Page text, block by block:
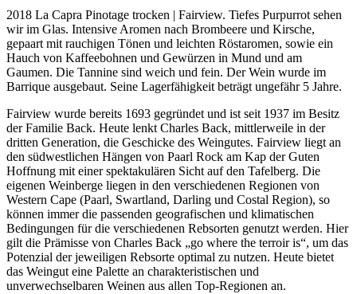
2018 La Capra Pinotage trocken | Fairview. Tiefes Purpurrot sehen
wir im Glas. Intensive Aromen nach Brombeere und Kirsche,
gepaart mit rauchigen Tönen und leichten Röstaromen, sowie ein
Hauch von Kaffeebohnen und Gewürzen in Mund und am
Gaumen. Die Tannine sind weich und fein. Der Wein wurde im
Barrique ausgebaut. Seine Lagerfähigkeit beträgt ungefähr 5 Jahre.
Fairview wurde bereits 1693 gegründet und ist seit 1937 im Besitz
der Familie Back. Heute lenkt Charles Back, mittlerweile in der
dritten Generation, die Geschicke des Weingutes. Fairview liegt an
den südwestlichen Hängen von Paarl Rock am Kap der Guten
Hoffnung mit einer spektakulären Sicht auf den Tafelberg. Die
eigenen Weinberge liegen in den verschiedenen Regionen von
Western Cape (Paarl, Swartland, Darling und Costal Region), so
können immer die passenden geografischen und klimatischen
Bedingungen für die verschiedenen Rebsorten genutzt werden. Hier
gilt die Prämisse von Charles Back „go where the terroir is“, um das
Potenzial der jeweiligen Rebsorte optimal zu nutzen. Heute bietet
das Weingut eine Palette an charakteristischen und
unverwechselbaren Weinen aus allen Top-Regionen an.